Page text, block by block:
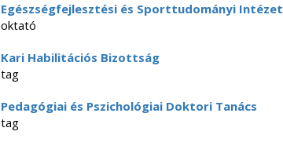
Egészségfejlesztési és Sporttudományi Intézet
oktató
Kari Habilitációs Bizottság
tag
Pedagógiai és Pszichológiai Doktori Tanács
tag